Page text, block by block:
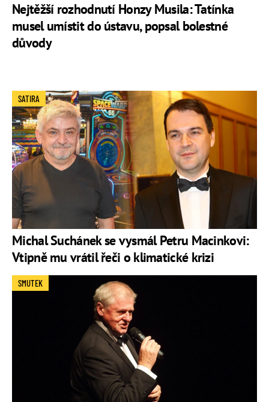
Nejtěžší rozhodnutí Honzy Musila: Tatínka
musel umístit do ústavu, popsal bolestné
důvody
Michal Suchánek se vysmál Petru Macinkovi:
Vtipně mu vrátil řeči o klimatické krizi
SATIRA
SMUTEK